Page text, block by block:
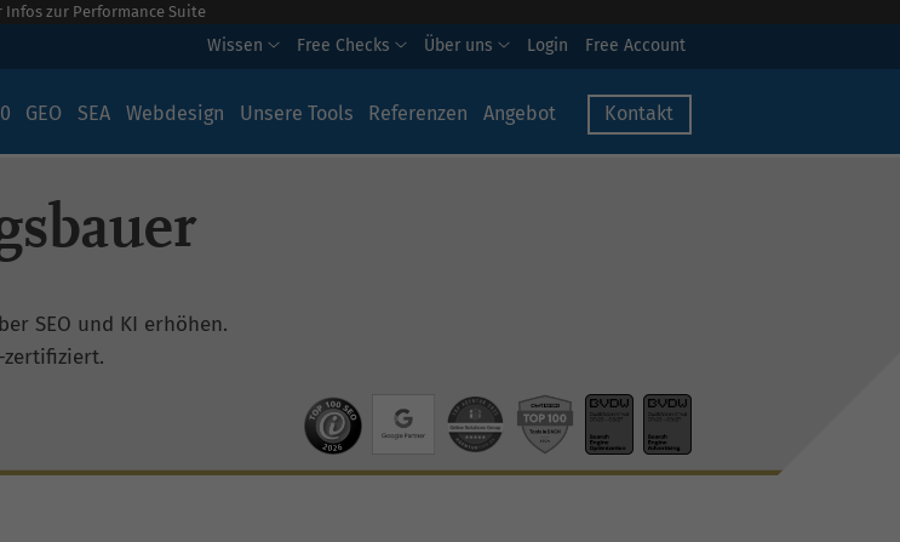
Infos zur Performance Suite
Wissen Free Checks Über uns Login Free Account
GEO SEA Webdesign Unsere Tools Referenzen Angebot Kontakt
SEO und KI erhöhen.
zertifiziert.